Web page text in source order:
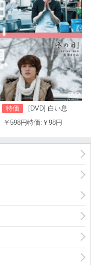
特価
[DVD] 白い息
￥598円特価:￥98円